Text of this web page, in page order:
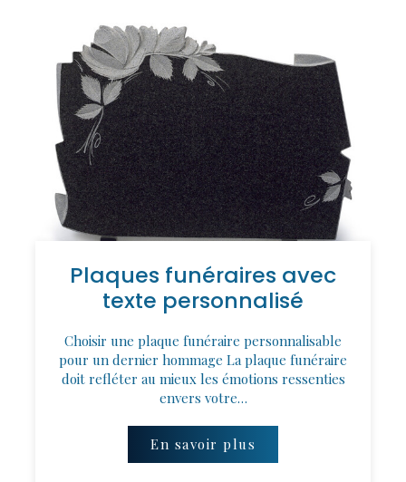
Plaques funéraires avec
texte personnalisé
Choisir une plaque funéraire personnalisable
pour un dernier hommage La plaque funéraire
doit refléter au mieux les émotions ressenties
envers votre…
En savoir plus